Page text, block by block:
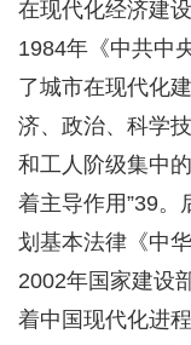
在现代化经济建
1984年《中共中
了城市在现代化
济、政治、科学
和工人阶级集中
着主导作用”39
划基本法律《中
2002年国家建设
着中国现代化进